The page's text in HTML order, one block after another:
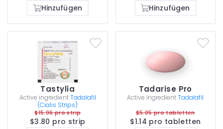
Hinzufügen
Hinzufügen
Tastylia
Active ingredientTadalafil
(Cialis Strips)
$15.96 pro strip
$3.80 pro strip
Tadarise Pro
Active ingredientTadalafil
$5.05 pro tabletten
$1.14 pro tabletten